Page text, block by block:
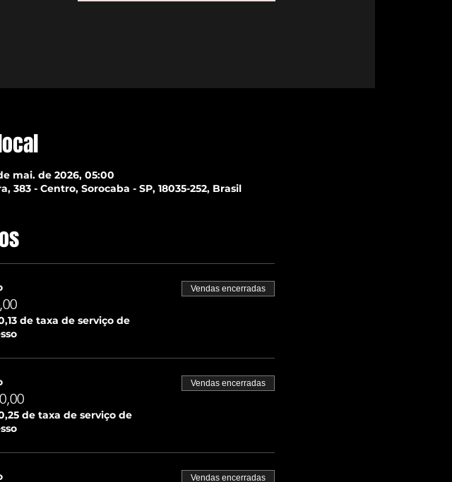
mai. de 2026, 05:00
383 - Centro, Sorocaba - SP, 18035-252, Brasil
de taxa de serviço de
Vendas encerradas
de taxa de serviço de
Vendas encerradas
Vendas encerradas